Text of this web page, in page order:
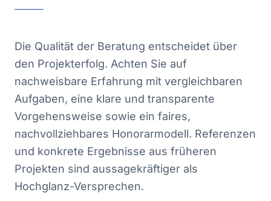
Die Qualität der Beratung entscheidet über
den Projekterfolg. Achten Sie auf
nachweisbare Erfahrung mit vergleichbaren
Aufgaben, eine klare und transparente
Vorgehensweise sowie ein faires,
nachvollziehbares Honorarmodell. Referenzen
und konkrete Ergebnisse aus früheren
Projekten sind aussagekräftiger als
Hochglanz-Versprechen.